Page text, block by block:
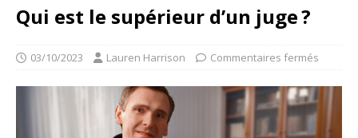
Qui est le supérieur d’un juge ?
03/10/2023 Lauren Harrison Commentaires fermés